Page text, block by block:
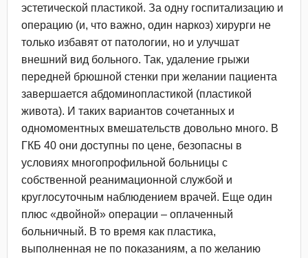
эстетической пластикой. За одну госпитализацию и
операцию (и, что важно, один наркоз) хирурги не
только избавят от патологии, но и улучшат
внешний вид больного. Так, удаление грыжи
передней брюшной стенки при желании пациента
завершается абдоминопластикой (пластикой
живота). И таких вариантов сочетанных и
одномоментных вмешательств довольно много. В
ГКБ 40 они доступны по цене, безопасны в
условиях многопрофильной больницы с
собственной реанимационной службой и
круглосуточным наблюдением врачей. Еще один
плюс «двойной» операции – оплаченный
больничный. В то время как пластика,
выполненная не по показаниям, а по желанию